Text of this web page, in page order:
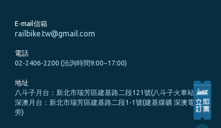
E-mail信箱
railbike.tw@gmail.com
電話
02-2406-2200 (洽詢時間9:00~17:00)
地址
八斗子月台：新北市瑞芳區建基路二段121號(八斗子火車站旁)
深澳月台：新北市瑞芳區建基路二段1-1號(建基煤礦 深澳電廠
旁)